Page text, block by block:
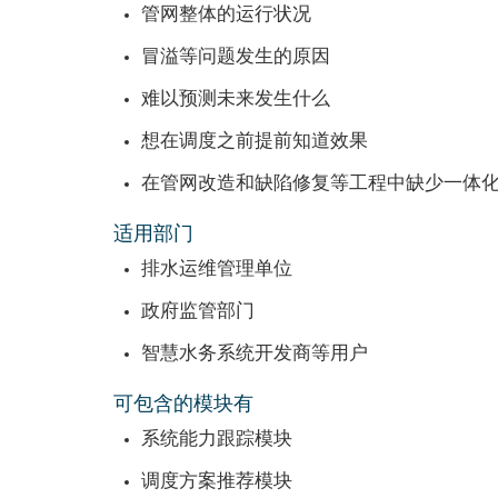
管网整体的运行状况
冒溢等问题发生的原因
难以预测未来发生什么
想在调度之前提前知道效果
在管网改造和缺陷修复等工程中缺少一体
适用部门
排水运维管理单位
政府监管部门
智慧水务系统开发商等用户
可包含的模块有
系统能力跟踪模块
调度方案推荐模块